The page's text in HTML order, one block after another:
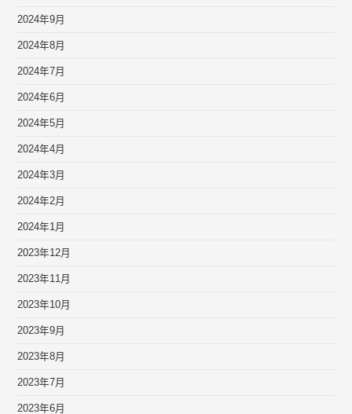
2024年9月
2024年8月
2024年7月
2024年6月
2024年5月
2024年4月
2024年3月
2024年2月
2024年1月
2023年12月
2023年11月
2023年10月
2023年9月
2023年8月
2023年7月
2023年6月